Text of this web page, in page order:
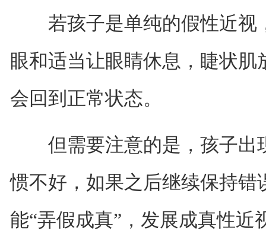
若孩子是单纯的假性近视
眼和适当让眼睛休息，睫状
会回到正常状态。
但需要注意的是，孩子出
惯不好，如果之后继续保持
能“弄假成真”，发展成真性近